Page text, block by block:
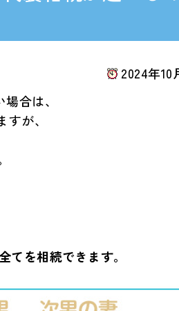
2024年10
合は、
が、
てを相続できます。